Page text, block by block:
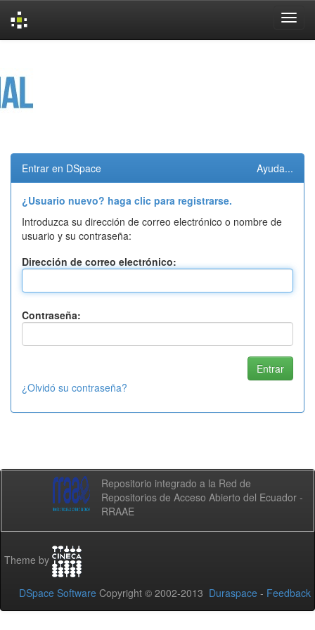
Entrar en DSpace Ayuda...
¿Usuario nuevo? haga clic para registrarse.
Introduzca su dirección de correo electrónico o nombre de
usuario y su contraseña:
Dirección de correo electrónico:
Contraseña:
¿Olvidó su contraseña?
Repositorio integrado a la Red de
Repositorios de Acceso Abierto del Ecuador -
RRAAE
Theme by
DSpace Software Copyright © 2002-2013 Duraspace - Feedback